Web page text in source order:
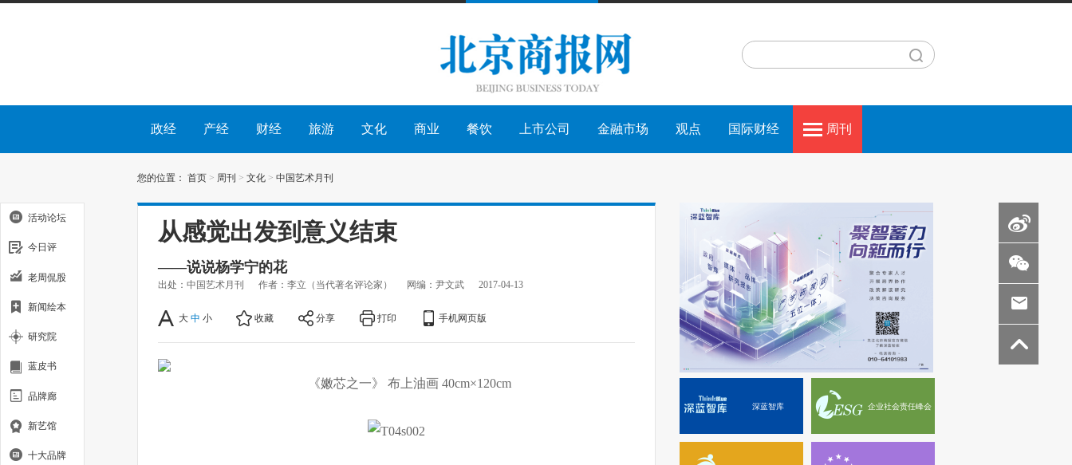
政经 产经 财经 旅游 文化 商业 餐饮 上市公司 金融市场 观点 国际财经 周刊
您的位置： 首页 > 周刊 > 文化 > 中国艺术月刊
从感觉出发到意义结束
——说说杨学宁的花
出处：中国艺术月刊 作者：李立（当代著名评论家） 网编：尹文武 2017-04-13
大 中 小 收藏 分享 打印 手机网页版
《嫩芯之一》 布上油画 40cm×120cm
深蓝智库 企业社会责任峰会
活动论坛
今日评
老周侃股
新闻绘本
研究院
蓝皮书
品牌廊
新艺馆
十大品牌